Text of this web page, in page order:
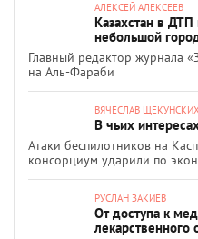
АЛЕКСЕЙ АЛЕКСЕЕВ
Казахстан в
небольшой
Главный редактор журнала
на Аль-Фараби
ВЯЧЕСЛАВ
В чьих
Атаки беспилотников на
консорциум ударили по
РУСЛАН ЗАКИЕВ
От доступа к
лекарственного